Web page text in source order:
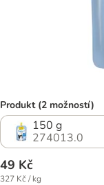
Produkt (2 možností)
150 g
274013.0
49 Kč
327 Kč / kg